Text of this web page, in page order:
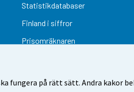
fungera på rätt sätt. Andra kakor
Statistikdatabaser
Finland i siffror
Prisomräknaren